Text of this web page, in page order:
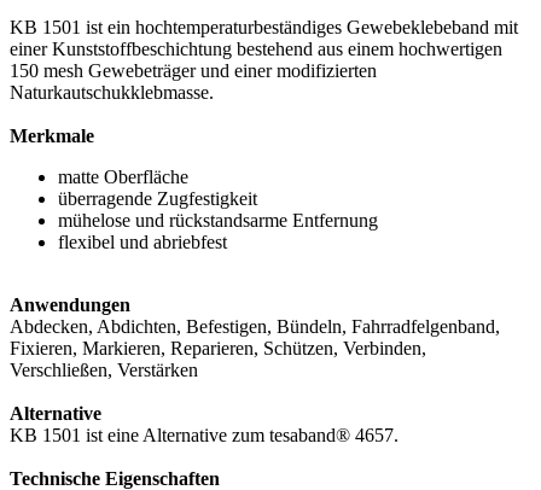
KB 1501 ist ein hochtemperaturbeständiges Gewebeklebeband mit
einer Kunststoffbeschichtung bestehend aus einem hochwertigen
150 mesh Gewebeträger und einer modifizierten
Naturkautschukklebmasse.
Merkmale
matte Oberfläche
überragende Zugfestigkeit
mühelose und rückstandsarme Entfernung
flexibel und abriebfest
Anwendungen
Abdecken, Abdichten, Befestigen, Bündeln, Fahrradfelgenband,
Fixieren, Markieren, Reparieren, Schützen, Verbinden,
Verschließen, Verstärken
Alternative
KB 1501 ist eine Alternative zum tesaband® 4657.
Technische Eigenschaften